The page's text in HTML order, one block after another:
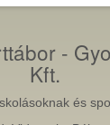
-
Kft.
és